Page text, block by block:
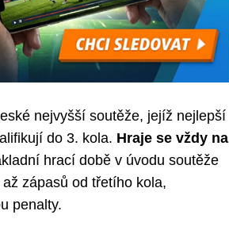
nejvyšší soutěže, jejíž nejlepší
do 3. kola. Hraje se vždy na
hrací době v úvodu soutěže
zápasů od třetího kola,
penalty.